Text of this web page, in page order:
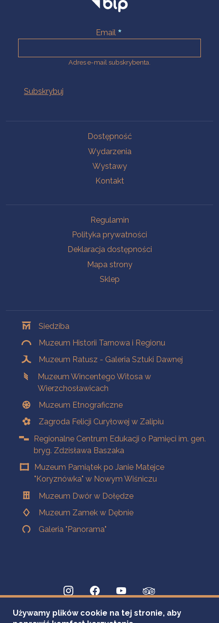
Email
Adres e-mail subskrybenta.
Dostępność
Wydarzenia
Wystawy
Kontakt
Regulamin
Polityka prywatności
Deklaracja dostępności
Mapa strony
Sklep
Siedziba
Muzeum Historii Tarnowa i Regionu
Muzeum Ratusz - Galeria Sztuki Dawnej
Muzeum Wincentego Witosa w
Wierzchosławicach
Muzeum Etnograficzne
Zagroda Felicji Curyłowej w Zalipiu
Regionalne Centrum Edukacji o Pamięci im. gen.
bryg. Zdzisława Baszaka
Muzeum Pamiątek po Janie Matejce
"Koryznówka" w Nowym Wiśniczu
Muzeum Dwór w Dołędze
Muzeum Zamek w Dębnie
Galeria "Panorama"
Używamy plików cookie na tej stronie, aby